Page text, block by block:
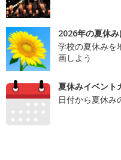
2026年の夏休
学校の夏休みを
画しよう
夏休みイベント
日付から夏休み